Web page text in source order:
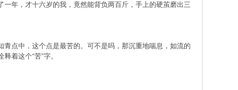
年，才十六岁的我，竟然能背负两百斤，手上的硬茧磨出三
点中，这个点是最苦的。可不是吗，那沉重地喘息，如流的
着这个“苦”字。